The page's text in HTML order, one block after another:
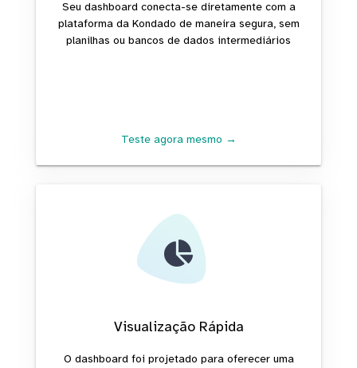
Seu dashboard conecta-se diretamente com a
plataforma da Kondado de maneira segura, sem
planilhas ou bancos de dados intermediários
Teste agora mesmo →
Visualização Rápida
O dashboard foi projetado para oferecer uma